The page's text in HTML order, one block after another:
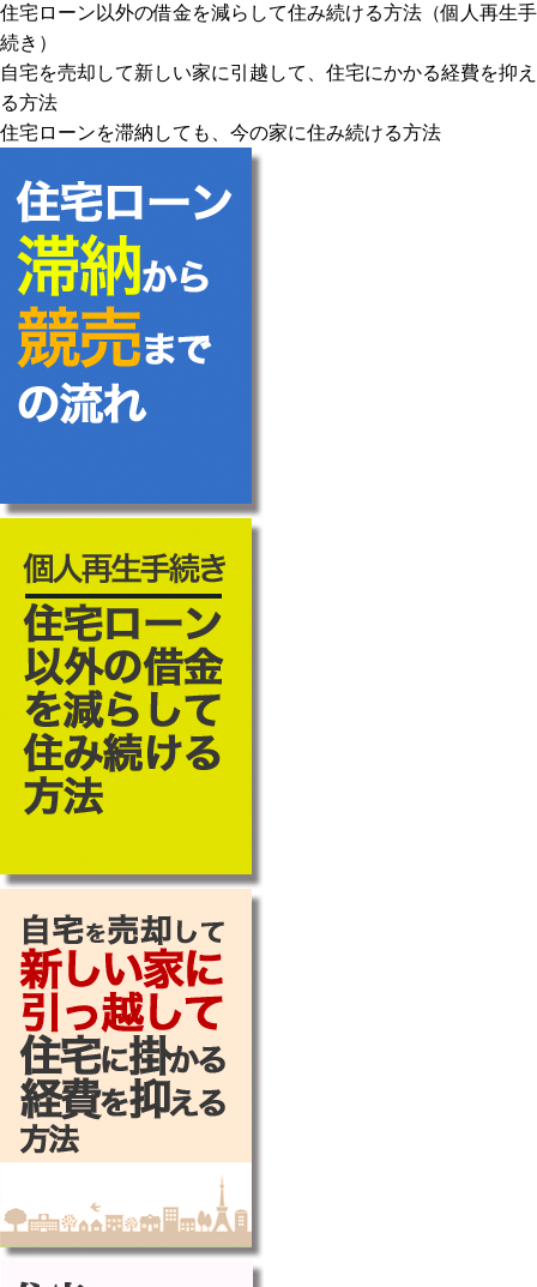
住宅ローン以外の借金を減らして住み続ける方法（個人再生手
続き）
自宅を売却して新しい家に引越して、住宅にかかる経費を抑え
る方法
住宅ローンを滞納しても、今の家に住み続ける方法